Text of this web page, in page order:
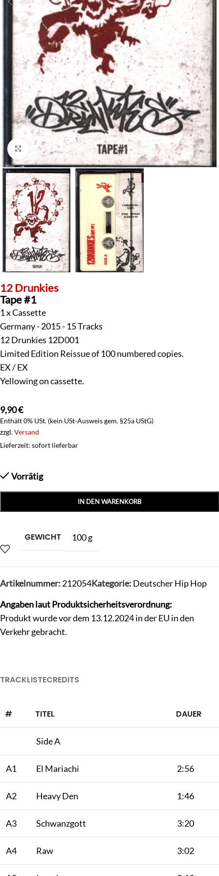
Klick zum Vergrößern
12 Drunkies
Tape #1
1 x Cassette
Germany - 2015 - 15 Tracks
12 Drunkies 12D001
Limited Edition Reissue of 100 numbered copies.
EX / EX
Yellowing on cassette.
9,90€
Enthält 0% USt. (kein USt-Ausweis gem. §25a UStG)
zzgl.Versand
Lieferzeit: sofort lieferbar
Vorrätig
IN DEN WARENKORB
GEWICHT 100 g
Artikelnummer: 212054Kategorie: Deutscher Hip Hop
Angaben laut Produktsicherheitsverordnung:
Produkt wurde vor dem 13.12.2024 in der EU in den
Verkehr gebracht.
TRACKLISTECREDITS
# TITEL DAUER
Side A
A1 El Mariachi 2:56
A2 Heavy Den 1:46
A3 Schwanzgott 3:20
A4 Raw 3:02